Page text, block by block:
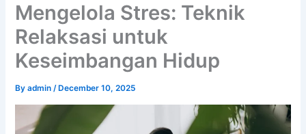
Mengelola Stres: Teknik
Relaksasi untuk
Keseimbangan Hidup
Byadmin/ December 10, 2025